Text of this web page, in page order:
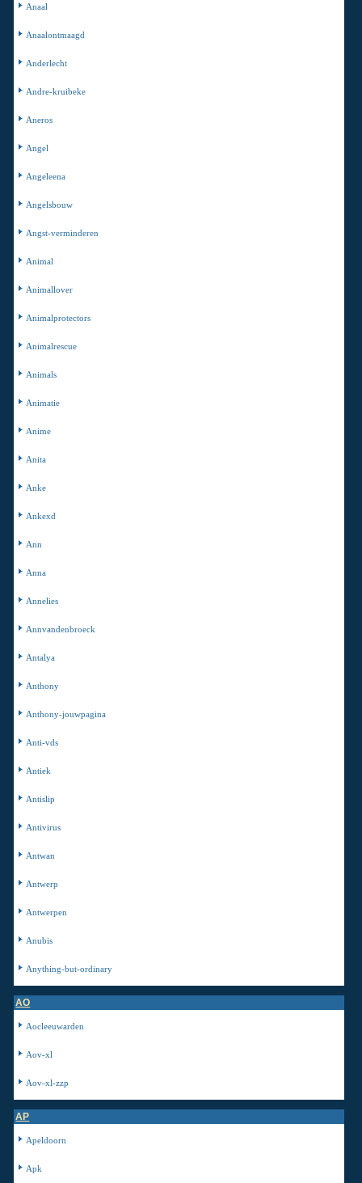
Anaal
Anaalontmaagd
Anderlecht
Andre-kruibeke
Aneros
Angel
Angeleena
Angelsbouw
Angst-verminderen
Animal
Animallover
Animalprotectors
Animalrescue
Animals
Animatie
Anime
Anita
Anke
Ankexd
Ann
Anna
Annelies
Annvandenbroeck
Antalya
Anthony
Anthony-jouwpagina
Anti-vds
Antiek
Antislip
Antivirus
Antwan
Antwerp
Antwerpen
Anubis
Anything-but-ordinary
AO
Aocleeuwarden
Aov-xl
Aov-xl-zzp
AP
Apeldoorn
Apk